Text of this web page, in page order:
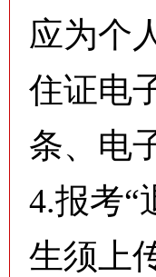
应为个
住证电
条、电
4.报考“
生须上